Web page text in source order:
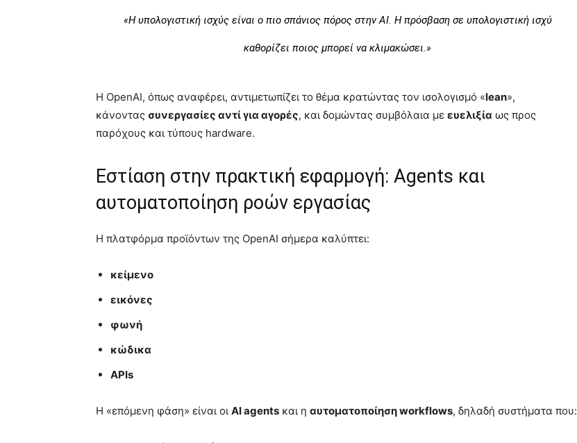
«Η υπολογιστική ισχύς είναι ο πιο σπάνιος πόρος στην AI. Η πρόσβαση σε υπολογιστική ισχύ
καθορίζει ποιος μπορεί να κλιμακώσει.»
Η OpenAI, όπως αναφέρει, αντιμετωπίζει το θέμα κρατώντας τον ισολογισμό «lean»,
κάνοντας συνεργασίες αντί για αγορές, και δομώντας συμβόλαια με ευελιξία ως προς
παρόχους και τύπους hardware.
Εστίαση στην πρακτική εφαρμογή: Agents και
αυτοματοποίηση ροών εργασίας
Η πλατφόρμα προϊόντων της OpenAI σήμερα καλύπτει:
κείμενο
εικόνες
φωνή
κώδικα
APIs
Η «επόμενη φάση» είναι οι AI agents και η αυτοματοποίηση workflows, δηλαδή συστήματα που: